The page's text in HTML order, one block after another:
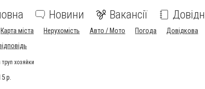
Новини Вакансії
Карта міста Нерухомість Авто / Мото Погода Довідкова
хозяйки
р.